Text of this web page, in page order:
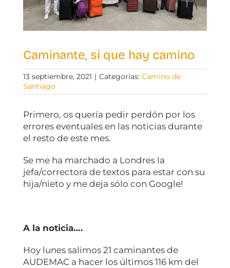
Caminante, sí que hay camino
13 septiembre, 2021 | Categorías: Camino de
Santiago
Primero, os quería pedir perdón por los
errores eventuales en las noticias durante
el resto de este mes.
Se me ha marchado a Londres la
jefa/correctora de textos para estar con su
hija/nieto y me deja sólo con Google!
A la noticia….
Hoy lunes salimos 21 caminantes de
AUDEMAC a hacer los últimos 116 km del